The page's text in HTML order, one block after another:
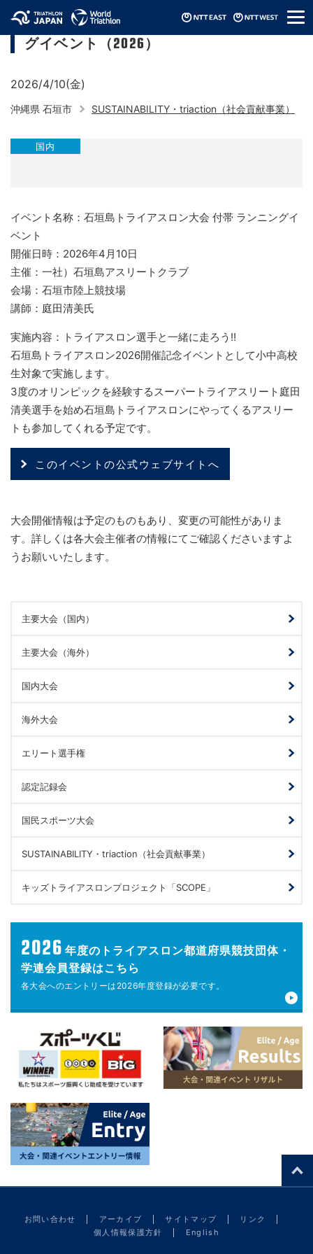
メ
ニ
石垣島トライアスロン大会 付帯 ランニン
グイベント（2026）
2026/4/10(金)
沖縄県 石垣市 SUSTAINABILITY・triaction（社会貢献事業）
国内
イベント名称：石垣島トライアスロン大会 付帯 ランニングイ
ベント
開催日時：2026年4月10日
主催：一社）石垣島アスリートクラブ
会場：石垣市陸上競技場
講師：庭田清美氏
実施内容：トライアスロン選手と一緒に走ろう!!
石垣島トライアスロン2026開催記念イベントとして小中高校
生対象で実施します。
3度のオリンピックを経験するスーパートライアスリート庭田
清美選手を始め石垣島トライアスロンにやってくるアスリー
トも参加してくれる予定です。
このイベントの公式ウェブサイトへ
大会開催情報は予定のものもあり、変更の可能性がありま
す。詳しくは各大会主催者の情報にてご確認くださいますよ
うお願いいたします。
主要大会（国内）
主要大会（海外）
国内大会
海外大会
エリート選手権
認定記録会
国民スポーツ大会
SUSTAINABILITY・triaction（社会貢献事業）
キッズトライアスロンプロジェクト「SCOPE」
2026 年度の トライアスロン都道府県競技団体・
学連会員登録はこちら
各大会へのエントリーは 2026年度登録が必要です。
お問い合わせ アーカイブ サイトマップ
リンク
個人情報保護方針
English